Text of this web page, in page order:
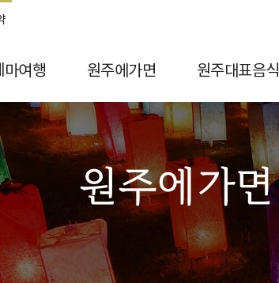
마여행 원주에가면 원주대표음식
원주에가면